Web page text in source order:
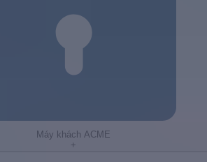
Máy khách ACME
+